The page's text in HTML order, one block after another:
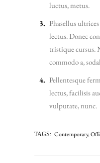
luctus, metus.
Phasellus
lectus. Donec
tristique cursus.
commodo a,
Pellentesque
lectus, facilisis
vulputate, nunc.
TAGS: Contemporary,